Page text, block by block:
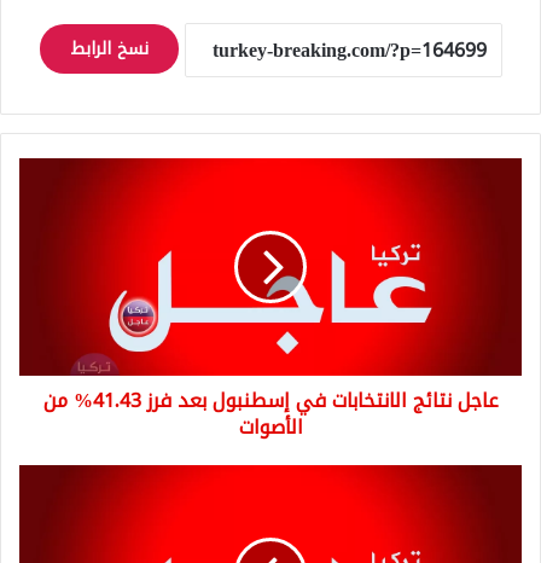
نسخ الرابط
من
الأصوات
عاجل نتائج الانتخابات في إسطنبول بعد فرز 41.43% من
الأصوات